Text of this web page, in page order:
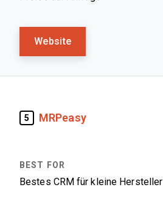
Website
5 MRPeasy
Bestes CRM für kleine Hersteller